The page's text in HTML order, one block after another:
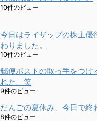
10件のビュー
今日はライザップの株主優
わりました。
10件のビュー
郵便ポストの取っ手をつけ
れた。笑
9件のビュー
だんごの夏休み、今日で終
8件のビュー